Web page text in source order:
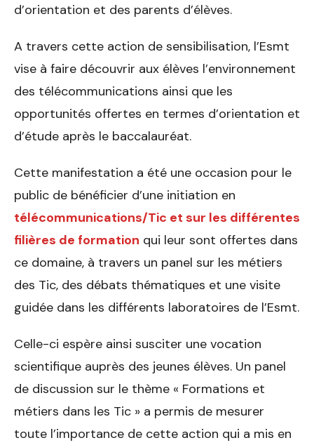
d’orientation et des parents d’élèves.
A travers cette action de sensibilisation, l’Esmt
vise à faire découvrir aux élèves l’environnement
des télécommunications ainsi que les
opportunités offertes en termes d’orientation et
d’étude après le baccalauréat.
Cette manifestation a été une occasion pour le
public de bénéficier d’une initiation en
télécommunications/Tic et sur les différentes
filières de formation qui leur sont offertes dans
ce domaine, à travers un panel sur les métiers
des Tic, des débats thématiques et une visite
guidée dans les différents laboratoires de l’Esmt.
Celle-ci espère ainsi susciter une vocation
scientifique auprès des jeunes élèves. Un panel
de discussion sur le thème « Formations et
métiers dans les Tic » a permis de mesurer
toute l’importance de cette action qui a mis en